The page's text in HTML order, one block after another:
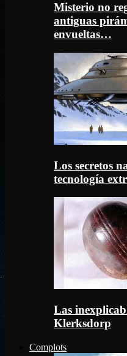
Misterio no
antiguas
envueltas…
Los secretos
tecnología
Las
Klerksdorp
Complots